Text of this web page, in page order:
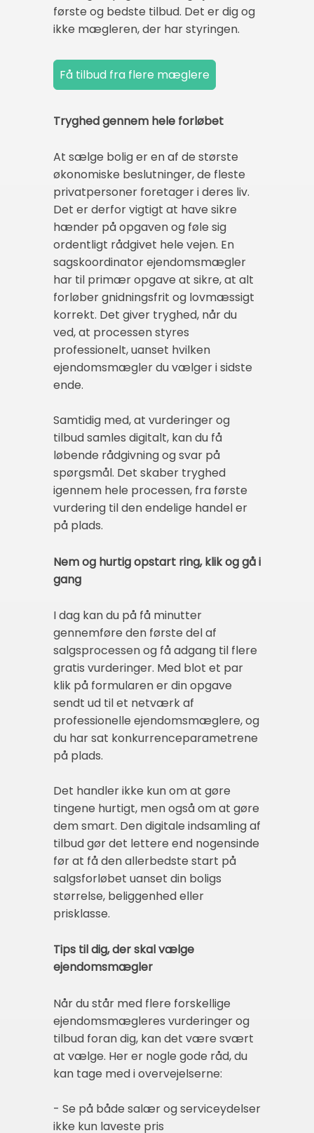
første og bedste tilbud. Det er dig og
ikke mægleren, der har styringen.
Tryghed gennem hele forløbet
At sælge bolig er en af de største
økonomiske beslutninger, de fleste
privatpersoner foretager i deres liv.
Det er derfor vigtigt at have sikre
hænder på opgaven og føle sig
ordentligt rådgivet hele vejen. En
sagskoordinator ejendomsmægler
har til primær opgave at sikre, at alt
forløber gnidningsfrit og lovmæssigt
korrekt. Det giver tryghed, når du
ved, at processen styres
professionelt, uanset hvilken
ejendomsmægler du vælger i sidste
ende.
Samtidig med, at vurderinger og
tilbud samles digitalt, kan du få
løbende rådgivning og svar på
spørgsmål. Det skaber tryghed
igennem hele processen, fra første
vurdering til den endelige handel er
på plads.
Nem og hurtig opstart ring, klik og gå i
gang
I dag kan du på få minutter
gennemføre den første del af
salgsprocessen og få adgang til flere
gratis vurderinger. Med blot et par
klik på formularen er din opgave
sendt ud til et netværk af
professionelle ejendomsmæglere, og
du har sat konkurrenceparametrene
på plads.
Det handler ikke kun om at gøre
tingene hurtigt, men også om at gøre
dem smart. Den digitale indsamling af
tilbud gør det lettere end nogensinde
før at få den allerbedste start på
salgsforløbet uanset din boligs
størrelse, beliggenhed eller
prisklasse.
Tips til dig, der skal vælge
ejendomsmægler
Når du står med flere forskellige
ejendomsmægleres vurderinger og
tilbud foran dig, kan det være svært
at vælge. Her er nogle gode råd, du
kan tage med i overvejelserne:
- Se på både salær og serviceydelser
ikke kun laveste pris